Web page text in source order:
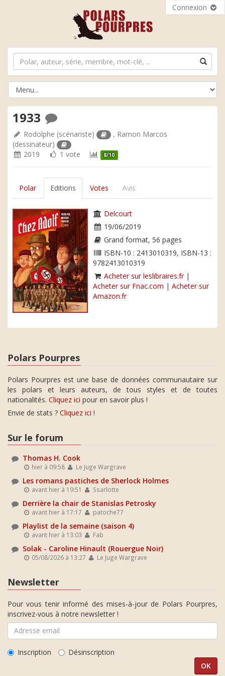
Connexion
1933
Rodolphe (scénariste) , Ramon Marcos
(dessinateur)
2019
1 vote 8/10
Polar Editions Votes Avis
Delcourt
19/06/2019
Grand format, 56 pages
ISBN-10 : 2413010319, ISBN-13 :
9782413010319
Acheter sur leslibraires.fr|
Acheter sur Fnac.com | Acheter sur
Amazon.fr
Polars Pourpres
Polars Pourpres est une base de données communautaire sur
les polars et leurs auteurs, de tous styles et de toutes
nationalités. Cliquez ici pour en savoir plus !
Envie de stats ? Cliquez ici !
Sur le forum
Thomas H. Cook
hier à 09:58 Le Juge Wargrave
Les romans pastiches de Sherlock Holmes
avant hier à 19:51 Ssarlotte
Derrière la chair de Stanislas Petrosky
avant hier à 17:17 patoche77
Playlist de la semaine (saison 4)
avant hier à 13:03 Fab
Solak - Caroline Hinault (Rouergue Noir)
05/08/2026 à 13:27 Le Juge Wargrave
Newsletter
Pour vous tenir informé des mises-à-jour de Polars Pourpres,
inscrivez-vous à notre newsletter !
Inscription Désinscription